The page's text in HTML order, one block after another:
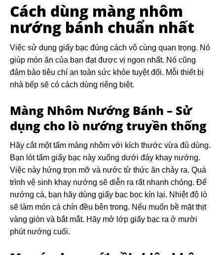
Cách dùng màng nhôm
nướng bánh chuẩn nhất
Việc sử dụng giấy bạc đúng cách vô cùng quan trọng. Nó
giúp món ăn của bạn đạt được vị ngon nhất. Nó cũng
đảm bảo tiêu chí an toàn sức khỏe tuyệt đối. Mỗi thiết bị
nhà bếp sẽ có cách dùng riêng biệt.
Màng Nhôm Nướng Bánh – Sử
dụng cho lò nướng truyền thống
Hãy cắt một tấm màng nhôm với kích thước vừa đủ dùng.
Bạn lót tấm giấy bạc này xuống dưới đáy khay nướng.
Việc này hứng trọn mỡ và nước từ thức ăn chảy ra. Quá
trình vệ sinh khay nướng sẽ diễn ra rất nhanh chóng. Để
nướng cá, bạn hãy dùng giấy bạc bọc kín lại. Nhiệt độ lò
sẽ làm món cá chín đều bên trong. Nếu muốn bề mặt thịt
vàng giòn và bắt mắt. Hãy mở lớp giấy bạc ra ở mười
phút nướng cuối.